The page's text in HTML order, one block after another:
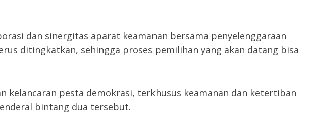
dan sinergitas aparat keamanan bersama penyelenggaraan
ditingkatkan, sehingga proses pemilihan yang akan datang bisa
kelancaran pesta demokrasi, terkhusus keamanan dan ketertiban
bintang dua tersebut.